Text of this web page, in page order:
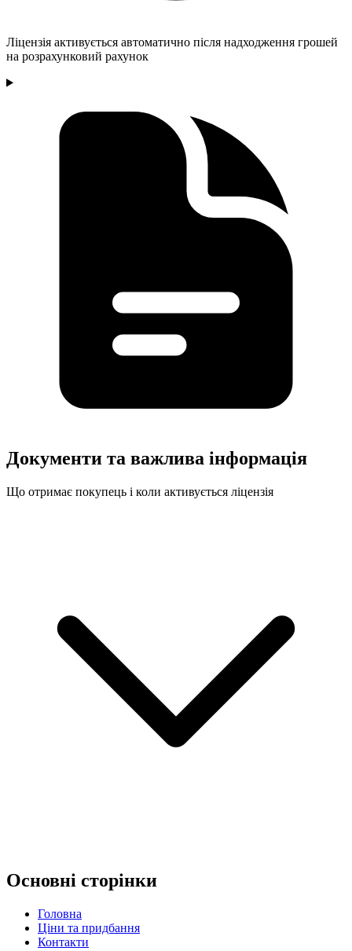
Ліцензія активується автоматично після надходження грошей
на розрахунковий рахунок
Документи та важлива інформація
Що отримає покупець і коли активується ліцензія
Основні сторінки
Головна
Ціни та придбання
Контакти